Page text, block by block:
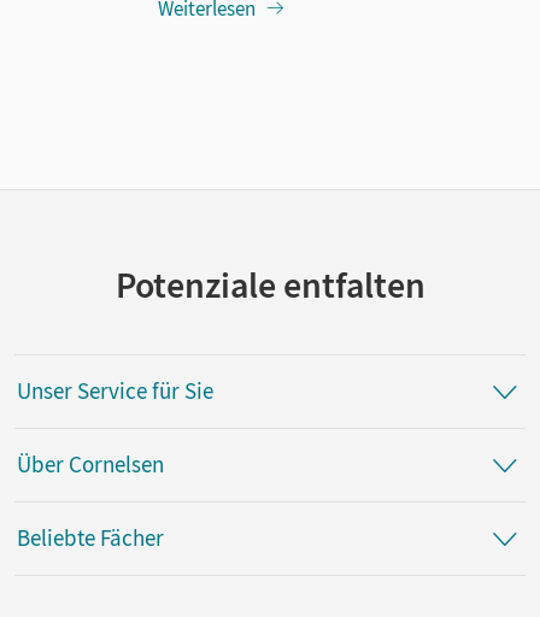
Weiterlesen
Potenziale entfalten
Unser Service für Sie
Über Cornelsen
Beliebte Fächer